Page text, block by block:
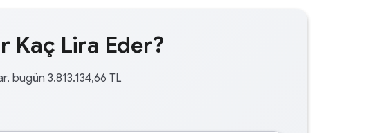
Kaç Lira Eder?
bugün 3.813.134,66 TL